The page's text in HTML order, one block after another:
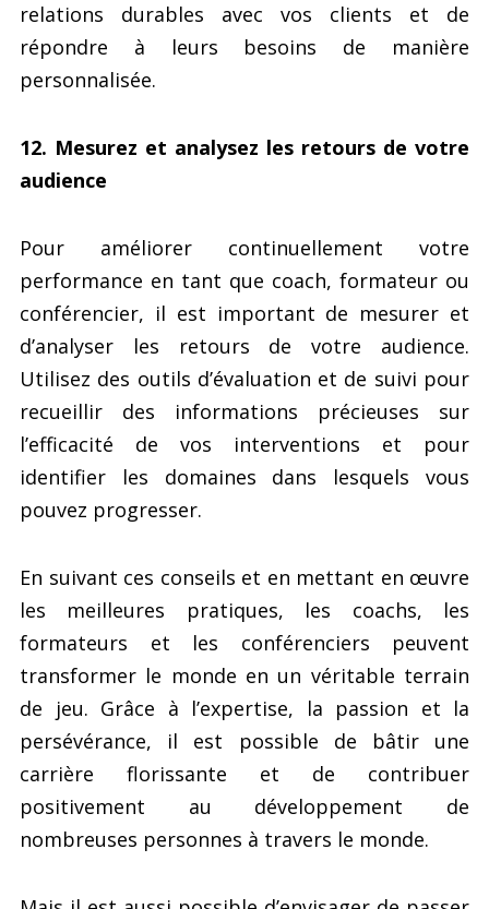
relations durables avec vos clients et de
répondre à leurs besoins de manière
personnalisée.
12. Mesurez et analysez les retours de votre
audience
Pour améliorer continuellement votre
performance en tant que coach, formateur ou
conférencier, il est important de mesurer et
d’analyser les retours de votre audience.
Utilisez des outils d’évaluation et de suivi pour
recueillir des informations précieuses sur
l’efficacité de vos interventions et pour
identifier les domaines dans lesquels vous
pouvez progresser.
En suivant ces conseils et en mettant en œuvre
les meilleures pratiques, les coachs, les
formateurs et les conférenciers peuvent
transformer le monde en un véritable terrain
de jeu. Grâce à l’expertise, la passion et la
persévérance, il est possible de bâtir une
carrière florissante et de contribuer
positivement au développement de
nombreuses personnes à travers le monde.